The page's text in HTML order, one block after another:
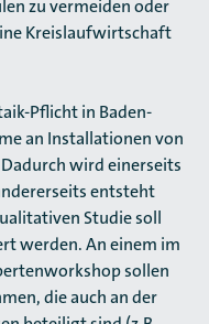
zu vermeiden oder
Kreislaufwirtschaft
Pflicht in Baden-
an Installationen von
wird einerseits
entsteht
Studie soll
werden. An einem im
sollen
die auch an der